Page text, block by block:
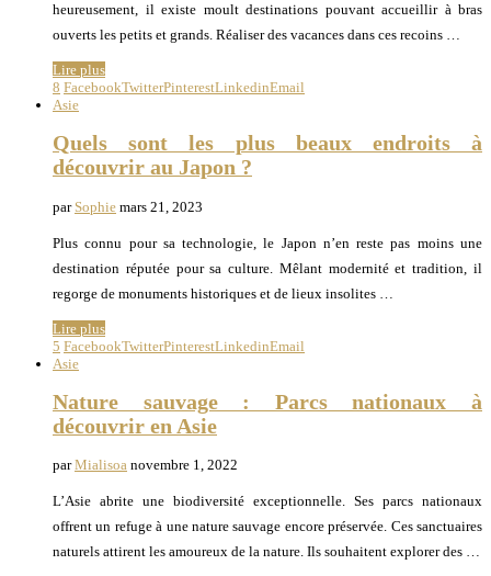
heureusement, il existe moult destinations pouvant accueillir à bras
ouverts les petits et grands. Réaliser des vacances dans ces recoins …
Lire plus
8 FacebookTwitterPinterestLinkedinEmail
Asie
Quels sont les plus beaux endroits à
découvrir au Japon ?
par Sophie mars 21, 2023
Plus connu pour sa technologie, le Japon n’en reste pas moins une
destination réputée pour sa culture. Mêlant modernité et tradition, il
regorge de monuments historiques et de lieux insolites …
Lire plus
5 FacebookTwitterPinterestLinkedinEmail
Asie
Nature sauvage : Parcs nationaux à
découvrir en Asie
parMialisoa novembre 1, 2022
L’Asie abrite une biodiversité exceptionnelle. Ses parcs nationaux
offrent un refuge à une nature sauvage encore préservée. Ces sanctuaires
naturels attirent les amoureux de la nature. Ils souhaitent explorer des …